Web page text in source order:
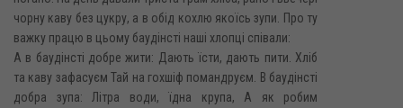
чорну каву без цукру, а в обід кохлю якоїсь зупи. Про ту
важку працю в цьому баудінсті наші хлопці співали:
А в баудінсті добре жити: Дають їсти, дають пити. Хліб
та каву зафасуєм Тай на гохшіф помандруєм. В баудінсті
добра зупа: Літра води, їдна крупа, А як робим